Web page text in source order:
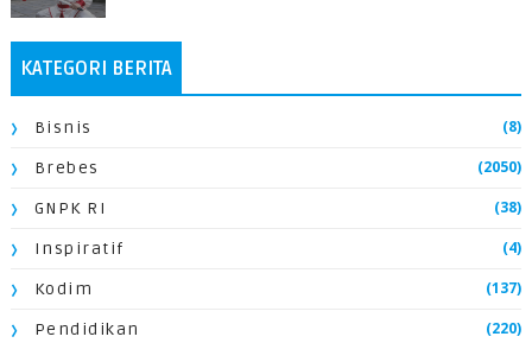
KATEGORI BERITA
Bisnis (8)
Brebes (2050)
GNPK RI (38)
Inspiratif (4)
Kodim (137)
Pendidikan (220)